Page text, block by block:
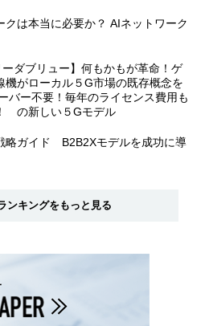
クは本当に必要か？ AIネットワーク
ーダブリュー】何もかもが革命！ゲ
機がローカル５G市場の既存概念を
バー不要！毎年のライセンス費用も
の新しい５Gモデル
略ガイド B2B2Xモデルを成功に導
ンキングをもっと見る